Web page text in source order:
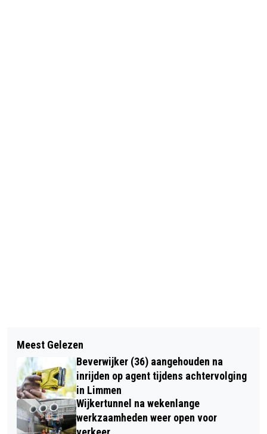
GRAFKUNSTENAAR AAN HET WERK
BOSW8ER IN DE KLAS – AFLEVERING
4: HERTENBRONST EN
HERFSTKLEUREN
Meest Gelezen
Beverwijker (36) aangehouden na
inrijden op agent tijdens achtervolging
in Limmen
Wijkertunnel na wekenlange
werkzaamheden weer open voor